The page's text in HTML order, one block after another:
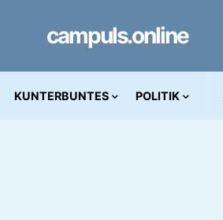
campuls.online
KUNTERBUNTES POLITIK